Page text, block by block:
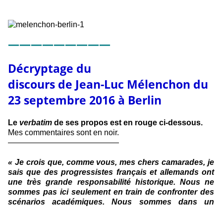
—————————
Décryptage du
discours de Jean-Luc Mélenchon du
23 septembre 2016 à Berlin
Le verbatim de ses propos est en rouge ci-dessous.
Mes commentaires sont en noir.
——————————————
« Je crois que, comme vous, mes chers camarades, je
sais que des progressistes français et allemands ont
une très grande responsabilité historique. Nous ne
sommes pas ici seulement en train de confronter des
scénarios académiques. Nous sommes dans un